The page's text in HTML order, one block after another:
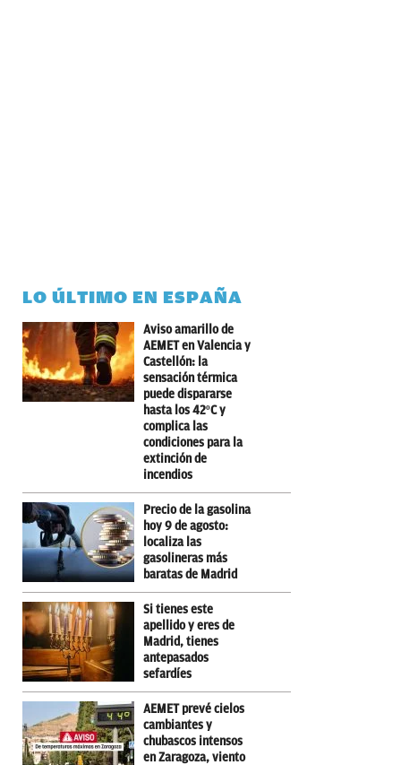
LO ÚLTIMO EN ESPAÑA
Aviso amarillo de
AEMET en Valencia y
Castellón: la
sensación térmica
puede dispararse
hasta los 42ºC y
complica las
condiciones para la
extinción de
incendios
Precio de la gasolina
hoy 9 de agosto:
localiza las
gasolineras más
baratas de Madrid
Si tienes este
apellido y eres de
Madrid, tienes
antepasados
sefardíes
AEMET prevé cielos
cambiantes y
chubascos intensos
en Zaragoza, viento